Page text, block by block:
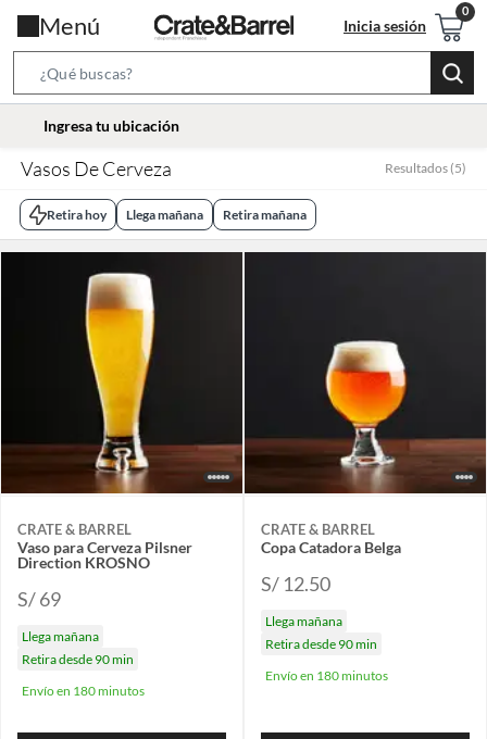
Menú Inicia sesión
Bar
location-
Ingresa tu ubicación
Vasos De Cerveza Resultados (5)
Retira hoy Llega mañana Retira mañana
CRATE & BARREL
Vaso para Cerveza Pilsner
Direction KROSNO
S/ 69
Llega mañana
Retira desde 90 min
Envío en 180 minutos
CRATE & BARREL
Copa Catadora Belga
S/ 12.50
Llega mañana
Retira desde 90 min
Envío en 180 minutos